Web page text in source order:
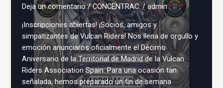
Deja un comentario /CONCENTRAC./admin
¡Inscripciones abiertas! ¡Socios, amigos y
simpatizantes de Vulcan Riders! Nos llena de orgullo y
emoción anunciaros oficialmente el Décimo
Aniversario de la Territorial de Madrid de la Vulcan
Riders Association Spain. Para una ocasión tan
señalada, hemos preparado un fin de semana